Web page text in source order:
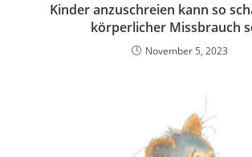
Kinder anzuschreien kann so
körperlicher Missbrauch
November 5, 2023